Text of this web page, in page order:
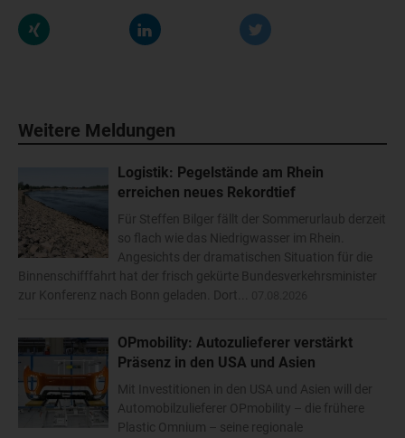
Weitere Meldungen
Logistik: Pegelstände am Rhein
erreichen neues Rekordtief
Für Steffen Bilger fällt der Sommerurlaub derzeit
so flach wie das Niedrigwasser im Rhein.
Angesichts der dramatischen Situation für die
Binnenschifffahrt hat der frisch gekürte Bundesverkehrsminister
zur Konferenz nach Bonn geladen. Dort...
OPmobility: Autozulieferer verstärkt
Präsenz in den USA und Asien
Mit Investitionen in den USA und Asien will der
Automobilzulieferer OPmobility – die frühere
Plastic Omnium – seine regionale